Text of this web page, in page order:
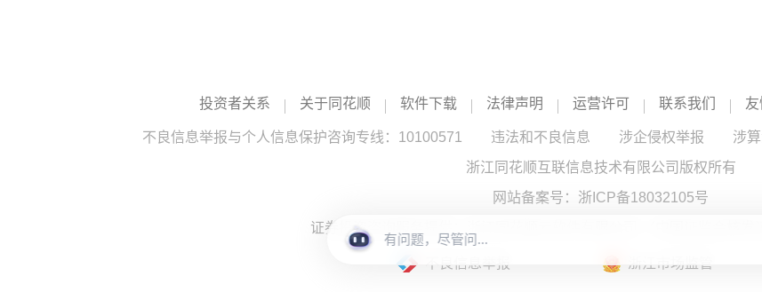
投资者关系 关于同花顺 软件下载 法律声明 运营许可 联系我们
不良信息举报与个人信息保护咨询专线：10100571 违法和不良信息 涉企侵权举报 涉
浙江同花顺互联信息技术有限公司版权所有
网站备案号： 浙ICP备18032105号
证券投资咨询服务提供：浙江同花顺云软件有限公司 （中国证监会核发
不良信息举报 浙江市场监管